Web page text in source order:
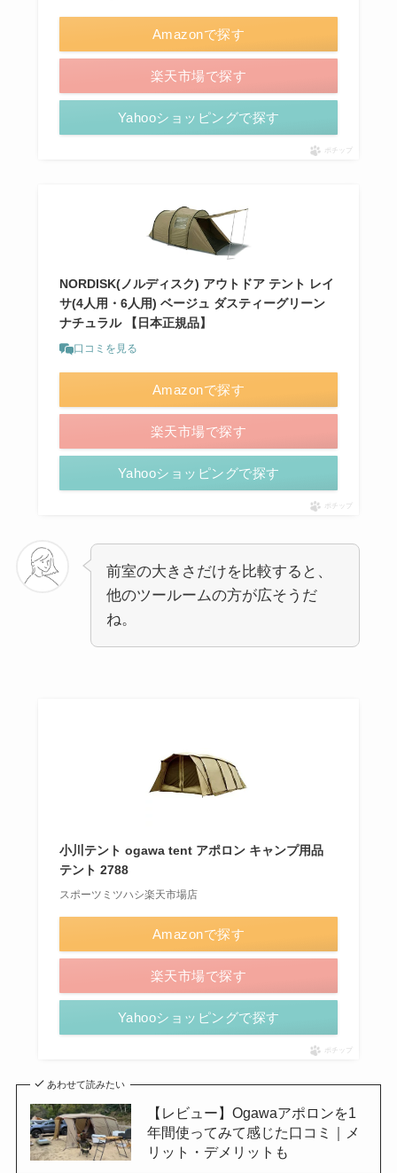
Amazonで探す
楽天市場で探す
Yahooショッピングで探す
ポチップ
NORDISK(ノルディスク) アウトドア テント レイ
サ(4人用・6人用) ベージュ ダスティーグリーン
ナチュラル 【日本正規品】
口コミを見る
Amazonで探す
楽天市場で探す
Yahooショッピングで探す
ポチップ
前室の大きさだけを比較すると、
他のツールームの方が広そうだ
ね。
小川テント ogawa tent アポロン キャンプ用品
テント 2788
スポーツミツハシ楽天市場店
Amazonで探す
楽天市場で探す
Yahooショッピングで探す
ポチップ
あわせて読みたい
【レビュー】Ogawaアポロンを1
年間使ってみて感じた口コミ｜メ
リット・デメリットも